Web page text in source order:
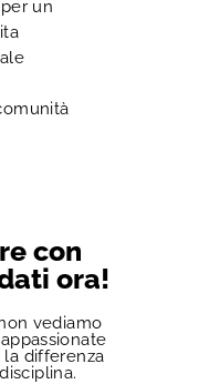
un
con
ora!
vediamo
differenza